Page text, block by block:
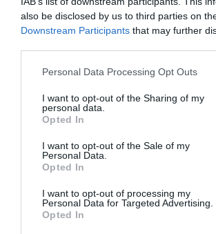
also be disclosed by us to third parties on
Downstream Participants that may further
Please note that this website/app uses one
not limited to your visit or usage behaviour.
grant or deny consent to Google and its
use your data for below specified purposes
consent section.
Personal Data Processing Opt Outs
I want to opt-out of the Sharing of my
personal data.
Opted In
I want to opt-out of the Sale of my
Personal Data.
Opted In
I want to opt-out of processing my
Personal Data for Targeted Advertising.
Opted In
A cápák ritka jelenléte sajnos nem
elmúlt évtizedekben a túlhalászás
drasztikusan csökkent a halállomány,
természetes táplálékforrásai is –
eredményeképpen pedig a
visszaszorultak. Ráadásul becslések
közel 100 millió cápa pusztul el,
mellékfogásként, azaz nem
véletlenszerűen, például hálókba